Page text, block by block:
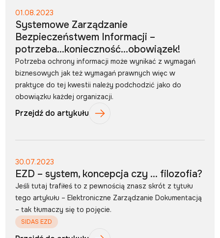
01.08.2023
Systemowe Zarządzanie
Bezpieczeństwem Informacji –
potrzeba…konieczność…obowiązek!
Potrzeba ochrony informacji może wynikać z wymagań
biznesowych jak też wymagań prawnych więc w
praktyce do tej kwestii należy podchodzić jako do
obowiązku każdej organizacji.
Przejdź do artykułu
30.07.2023
EZD – system, koncepcja czy … filozofia?
Jeśli tutaj trafiłeś to z pewnością znasz skrót z tytułu
tego artykułu – Elektroniczne Zarządzanie Dokumentacją
– tak tłumaczy się to pojęcie.
SIDAS EZD